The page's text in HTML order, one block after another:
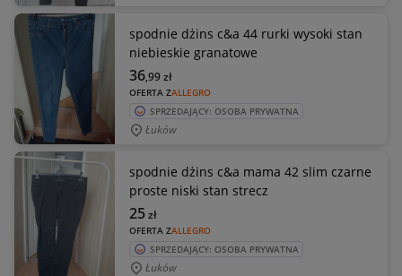
spodnie dżins c&a 44 rurki wysoki stan
niebieskie granatowe
OFERTA ZALLEGRO
36,99zł
SPRZEDAJĄCY: OSOBA PRYWATNA
Łuków
spodnie dżins c&a mama 42 slim czarne
proste niski stan strecz
OFERTA ZALLEGRO
25zł
SPRZEDAJĄCY: OSOBA PRYWATNA
Łuków